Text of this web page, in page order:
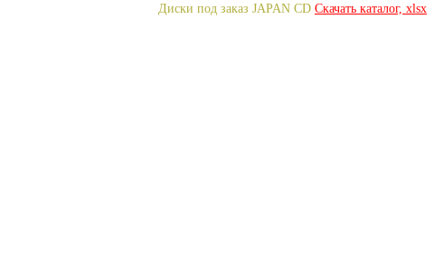
Диски под заказ JAPAN CD Скачать каталог, xlsx